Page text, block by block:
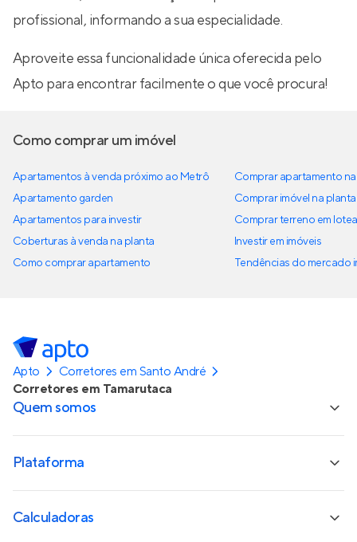
profissional, informando a sua especialidade.
Aproveite essa funcionalidade única oferecida pelo
Apto para encontrar facilmente o que você procura!
Como comprar um imóvel
Apartamentos à venda próximo ao Metrô
Apartamento garden
Apartamentos para investir
Coberturas à venda na planta
Como comprar apartamento
Comprar apartamento
Comprar imóvel na planta
Comprar terreno em
Investir em imóveis
Tendências do mercado
Apto
Corretores em Santo André
Corretores em Tamarutaca
Quem somos
Plataforma
Calculadoras